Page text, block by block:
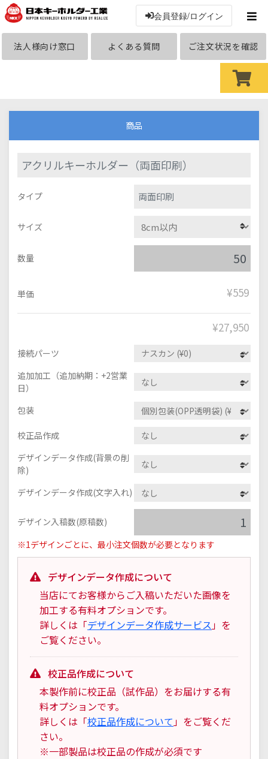
会員登録/ログイン
法人様向け窓口 よくある質問 ご注文状況を確認
商品
アクリルキーホルダー（両面印刷）
タイプ 両面印刷
サイズ
数量
単価 ¥559
¥27,950
接続パーツ
追加加工（追加納期：+2営業
日）
包装
校正品作成
デザインデータ作成(背景の削
除)
デザインデータ作成(文字入れ)
デザイン入稿数(原稿数)
※1デザインごとに、最小注文個数が必要となります
デザインデータ作成について
当店にてお客様からご入稿いただいた画像を
加工する有料オプションです。
詳しくは「デザインデータ作成サービス 」を
ご覧ください。
校正品作成について
本製作前に校正品（試作品）をお届けする有
料オプションです。
詳しくは「校正品作成について 」をご覧くだ
さい。
※一部製品は校正品の作成が必須です